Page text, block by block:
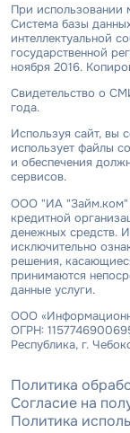
При использовании
Система базы
интеллектуальной
государственной
ноября 2016.
Свидетельство о
года.
Используя сайт, вы
использует файлы
и обеспечения
сервисов.
ООО "ИА "Займ.ком"
кредитной
денежных средств.
исключительно
решения,
принимаются
данные услуги.
ООО
ОГРН:
Республика, г.
Политика
Согласие на
Политика